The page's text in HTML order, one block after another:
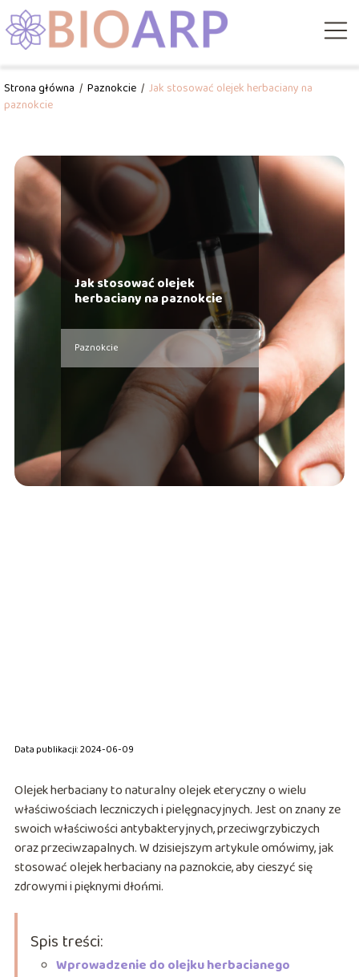
Strona główna / Paznokcie / Jak stosować olejek herbaciany na
paznokcie
Jak stosować olejek
herbaciany na paznokcie
Paznokcie
Data publikacji: 2024-06-09
Olejek herbaciany to naturalny olejek eteryczny o wielu
właściwościach leczniczych i pielęgnacyjnych. Jest on znany ze
swoich właściwości antybakteryjnych, przeciwgrzybiczych
oraz przeciwzapalnych. W dzisiejszym artykule omówimy, jak
stosować olejek herbaciany na paznokcie, aby cieszyć się
zdrowymi i pięknymi dłońmi.
Spis treści:
Wprowadzenie do olejku herbacianego